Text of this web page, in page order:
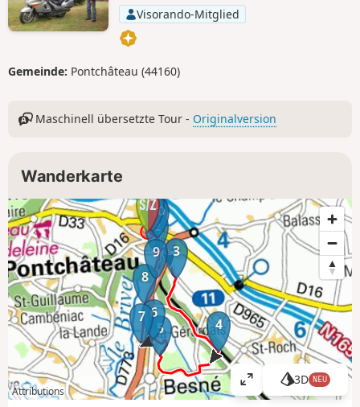
Visorando-Mitglied
Gemeinde: Pontchâteau (44160)
Maschinell übersetzte Tour - Originalversion
Wanderkarte
1
2
3
4
5
6
7
8
9
10
11
Attributions
K
a
3D NEU